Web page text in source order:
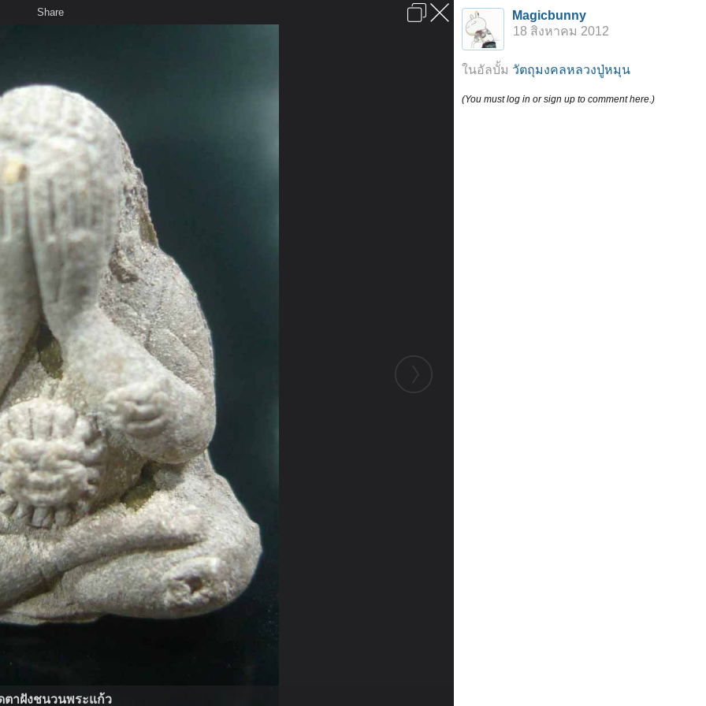
เข้าสู่ระบบหรือลงทะเบียน
มุน
เสียงธรรม
ลงโฆษณา ติดต่อเรา ช่วยเหลือ หน้าหลัก
Share
ตาฝังชนวนพระแก้ว
Magicbunny
18 สิงหาคม 2012
ในอัลบั้ม วัตถุมงคลหลวงปู่หมุน
(You must log in or sign up to comment here.)